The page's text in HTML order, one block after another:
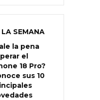
SEMANA
la pena
el
18 Pro?
sus 10